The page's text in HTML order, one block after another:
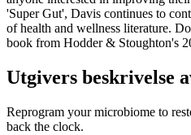
'Super Gut', Davis continues to
of health and wellness literature.
book from Hodder & Stoughton's
Utgivers beskrivelse
Reprogram your microbiome to
back the clock.